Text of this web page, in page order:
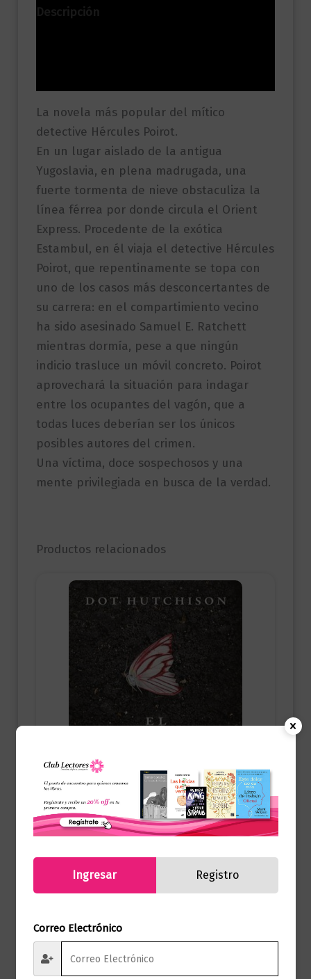
Descripción
La novela más popular del mítico
detective Hércules Poirot.
En un lugar aislado de la antigua
Yugoslavia, en plena madrugada, una
fuerte tormenta de nieve obstaculiza la
línea férrea por donde circula el Orient
Express. Procedente de la exótica
Estambul, en él viaja el detective Hércules
Poirot, que repentinamente se topa con
uno de los casos más desconcertantes de
su carrera: en el compartimiento vecino
ha sido asesinado Samuel E. Ratchett
mientras dormía, pese a que ningún
indicio trasluce un móvil concreto. Poirot
aprovechará la situación para indagar
entre los ocupantes del vagón, que a
todas luces deberían ser los únicos
posibles autores del crimen.
Una víctima, doce sospechosos y una
mente privilegiada en busca de la verdad.
Productos relacionados
Ingresar Registro
Correo Electrónico